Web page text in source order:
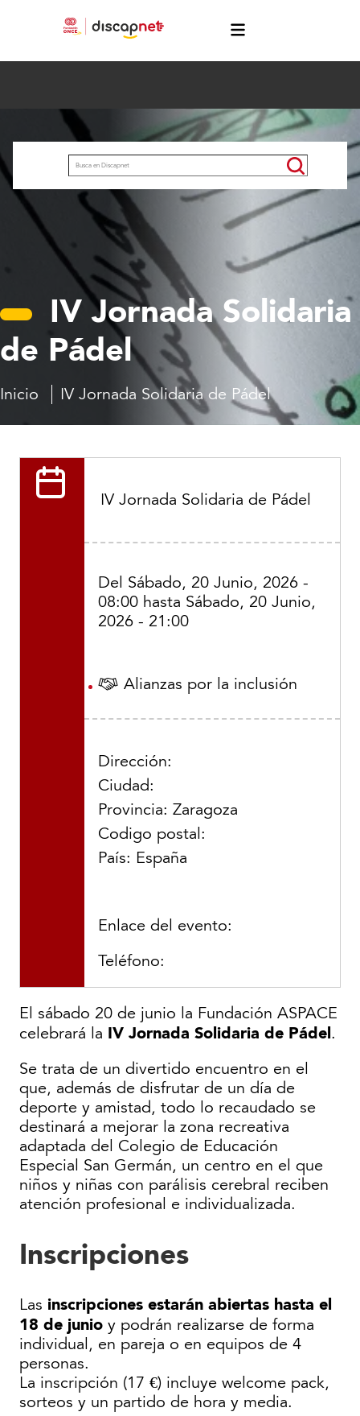
IV Jornada Solidaria
de Pádel
Inicio IV Jornada Solidaria de Pádel
IV Jornada Solidaria de Pádel
Del Sábado, 20 Junio, 2026 -
08:00 hasta Sábado, 20 Junio,
2026 - 21:00
Alianzas por la inclusión
Dirección:
Ciudad:
Provincia: Zaragoza
Codigo postal:
País: España
Enlace del evento:
Teléfono:
El sábado 20 de junio la Fundación ASPACE
celebrará la IV Jornada Solidaria de Pádel.
Se trata de un divertido encuentro en el
que, además de disfrutar de un día de
deporte y amistad, todo lo recaudado se
destinará a mejorar la zona recreativa
adaptada del Colegio de Educación
Especial San Germán, un centro en el que
niños y niñas con parálisis cerebral reciben
atención profesional e individualizada.
Inscripciones
Las inscripciones estarán abiertas hasta el
18 de junio y podrán realizarse de forma
individual, en pareja o en equipos de 4
personas.
La inscripción (17 €) incluye welcome pack,
sorteos y un partido de hora y media.